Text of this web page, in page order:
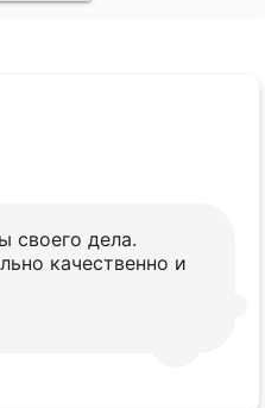
своего дела.
качественно и